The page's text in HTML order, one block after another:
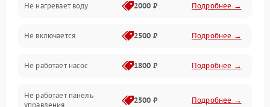
Датчики
Нагрев
Вода
Гигиена
Не нагревает воду 2000 ₽ Подробнее →
Не включается 2500 ₽ Подробнее →
Не работает насос 1800 ₽ Подробнее →
Не работает панель
управления
2500 ₽ Подробнее →